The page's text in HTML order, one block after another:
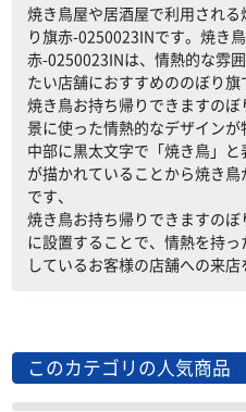
焼き鳥屋や居酒屋で利用され
り旗赤-0250023INです。焼き
赤-0250023INは、情熱的な雰
たい店舗におすすめののぼり旗
焼き鳥お持ち帰りできますの
景に使った情熱的なデザイン
中部に黒太文字で「焼き鳥」
が描かれていることから焼き
です、
焼き鳥お持ち帰りできますの
に設置することで、情熱を持
しているお客様の店舗への来店
このカテゴリの人気商品